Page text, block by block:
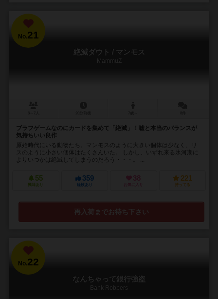
No.21
絶滅ダウト / マンモス
MammuZ
ブラフゲームなのにカードを集めて「絶滅」！嘘と本当のバランスが
気持ちいい良作
原始時代にいる動物たち。マンモスのように大きい個体は少なく、リ
スのように小さい個体はたくさんいた。 しかし、いずれ来る氷河期に
よりいつかは絶滅してしまうのだろう・・・。 ...
55
興味あり
359
経験あり
38
お気に入り
221
持ってる
再入荷までお待ち下さい
No.22
なんちゃって銀行強盗
Bank Robbers